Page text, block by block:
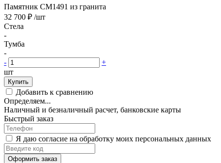
Памятник CM1491 из гранита
32 700 ₽ /шт
Стела
-
Тумба
-
-
+
шт
Купить
Добавить к сравнению
Определяем...
Наличный и безналичный расчет, банковские карты
Быстрый заказ
Я даю согласие на обработку моих персональных данных
Оформить заказ